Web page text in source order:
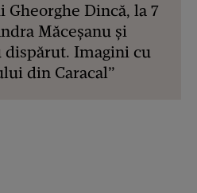
Gheorghe Dincă, la 7
Măceșanu și
dispărut. Imagini cu
din Caracal”